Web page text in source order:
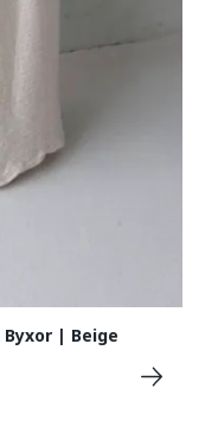
| Beige